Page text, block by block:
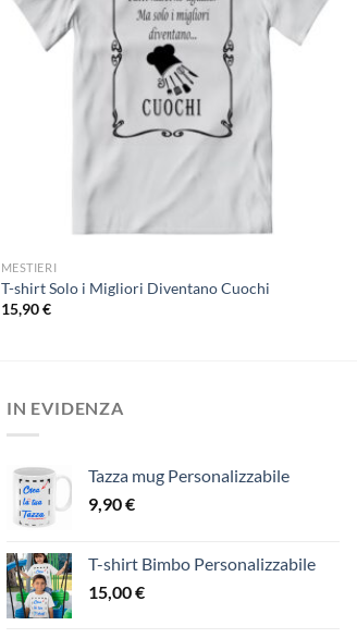
MESTIERI
T-shirt Solo i Migliori Diventano Cuochi
15,90€
IN EVIDENZA
Tazza mug Personalizzabile
9,90€
T-shirt Bimbo Personalizzabile
15,00€